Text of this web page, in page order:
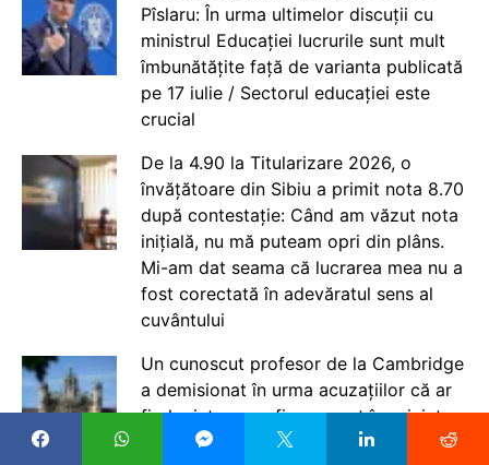
Pîslaru: În urma ultimelor discuții cu
ministrul Educației lucrurile sunt mult
îmbunătățite față de varianta publicată
pe 17 iulie / Sectorul educației este
crucial
De la 4.90 la Titularizare 2026, o
învățătoare din Sibiu a primit nota 8.70
după contestație: Când am văzut nota
inițială, nu mă puteam opri din plâns.
Mi-am dat seama că lucrarea mea nu a
fost corectată în adevăratul sens al
cuvântului
Un cunoscut profesor de la Cambridge
a demisionat în urma acuzațiilor că ar
fi plagiat sau ar fi exagerat în privința
realizărilor sale, promovate printr-o